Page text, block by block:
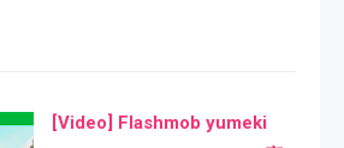
[Video] Flashmob yumeki